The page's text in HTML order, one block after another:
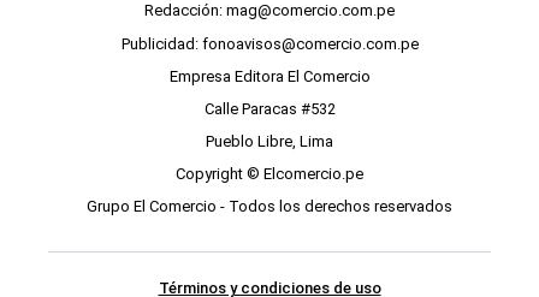
Redacción: mag@comercio.com.pe
Publicidad: fonoavisos@comercio.com.pe
Empresa Editora El Comercio
Calle Paracas #532
Pueblo Libre, Lima
Copyright © Elcomercio.pe
Grupo El Comercio - Todos los derechos reservados
Términos y condiciones de uso